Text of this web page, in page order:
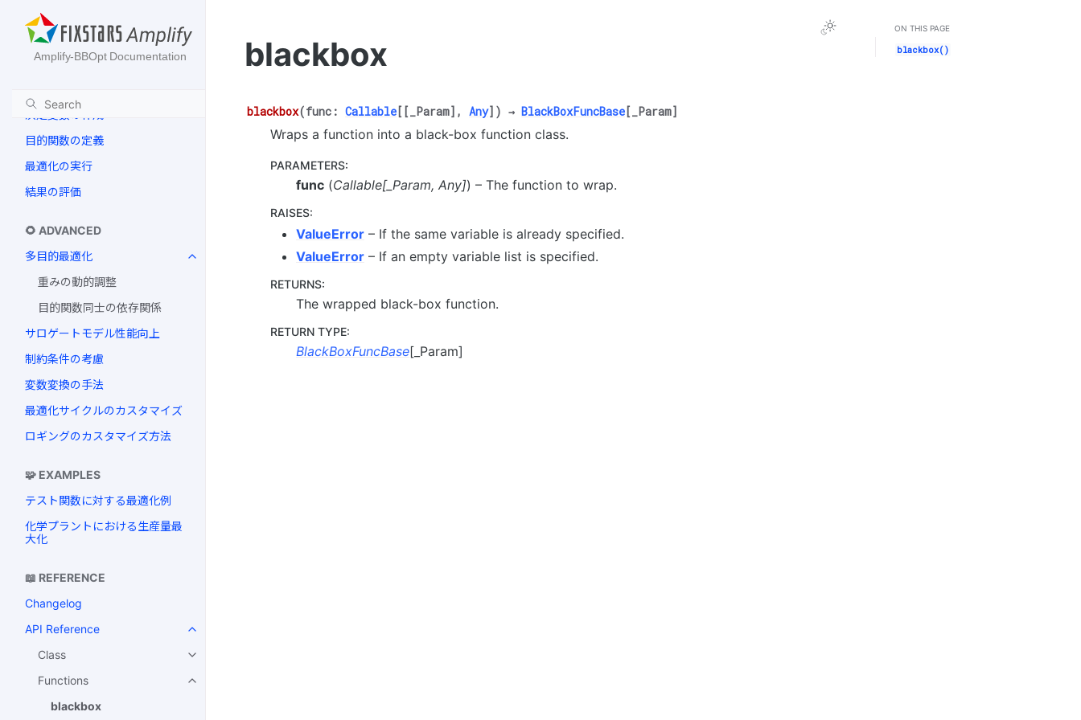
クイックスタート
Amplify-BBOpt 全体像
目的関数の定義
最適化の実行
結果の評価
🌻 ADVANCED
多目的最適化
重みの動的調整
目的関数同士の依存関係
サロゲートモデル性能向上
制約条件の考慮
変数変換の手法
最適化サイクルのカスタマイズ
ロギングのカスタマイズ方法
🧩 EXAMPLES
テスト関数に対する最適化例
化学プラントにおける生産量最
大化
📖 REFERENCE
Changelog
API Reference
Class
Functions
blackbox
blackbox
blackbox(func : Callable[ [_Param] , Any] ) → BlackBoxFuncBase[_Param]
Wraps a function into a black-box function class.
PARAMETERS:
func (Callable[_Param, Any]) – The function to wrap.
RAISES:
ValueError – If the same variable is already specified.
ValueError – If an empty variable list is specified.
RETURNS:
The wrapped black-box function.
RETURN TYPE:
BlackBoxFuncBase[_Param]
ON THIS PAGE
blackbox()